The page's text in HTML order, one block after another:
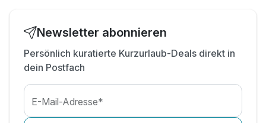
Newsletter abonnieren
Persönlich kuratierte Kurzurlaub-Deals direkt in
dein Postfach
E-Mail-Adresse*